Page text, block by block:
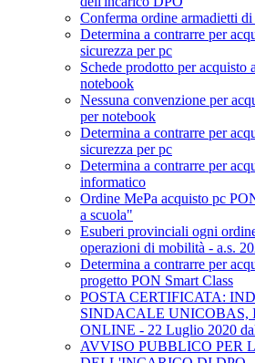
Conferma ordine armadietti
Determina a contrarre per
sicurezza per pc
Schede prodotto per acquisto
notebook
Nessuna convenzione per
per notebook
Determina a contrarre per
sicurezza per pc
Determina a contrarre per
informatico
Ordine MePa acquisto pc
a scuola"
Esuberi provinciali ogni
operazioni di mobilità - a.s.
Determina a contrarre per
progetto PON Smart Class
POSTA CERTIFICATA:
SINDACALE
ONLINE - 22 Luglio 2020
AVVISO PUBBLICO PER